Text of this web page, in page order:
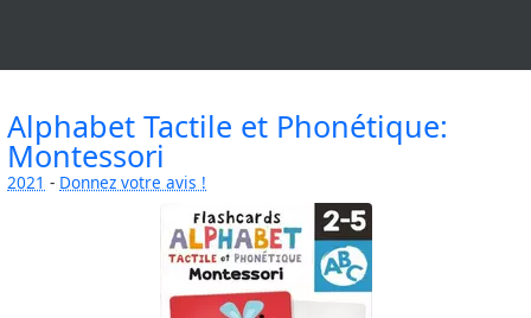
Alphabet Tactile et Phonétique:
Montessori
2021 - Donnez votre avis !